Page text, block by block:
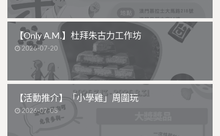
【Only A.M.】杜拜朱古力工作坊
2026-07-20
【活動推介】「小學雞」周圍玩
2026-07-08